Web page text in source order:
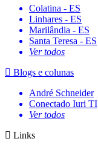
Colatina - ES
Linhares - ES
Marilândia - ES
Santa Teresa - ES
Ver todos
Blogs e colunas
André Schneider
Conectado Iuri TI
Ver todos
Links